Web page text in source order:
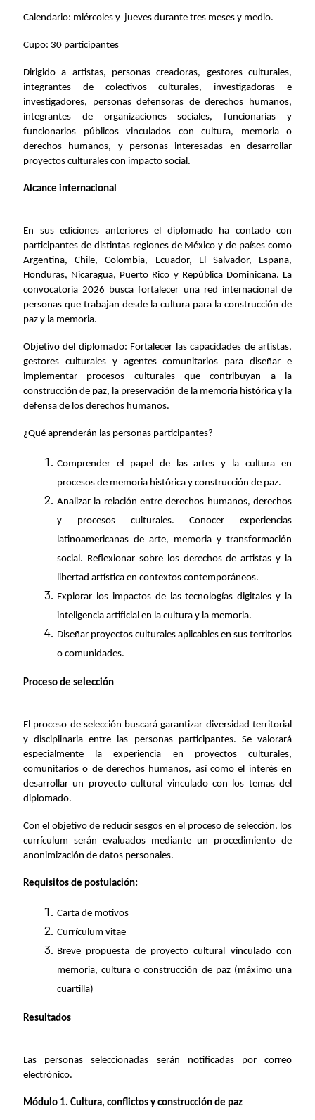
Calendario: miércoles y jueves durante tres meses y medio.
Cupo: 30 participantes
Dirigido a artistas, personas creadoras, gestores culturales,
integrantes de colectivos culturales, investigadoras e
investigadores, personas defensoras de derechos humanos,
integrantes de organizaciones sociales, funcionarias y
funcionarios públicos vinculados con cultura, memoria o
derechos humanos, y personas interesadas en desarrollar
proyectos culturales con impacto social.
Alcance internacional
En sus ediciones anteriores el diplomado ha contado con
participantes de distintas regiones de México y de países como
Argentina, Chile, Colombia, Ecuador, El Salvador, España,
Honduras, Nicaragua, Puerto Rico y República Dominicana. La
convocatoria 2026 busca fortalecer una red internacional de
personas que trabajan desde la cultura para la construcción de
paz y la memoria.
Objetivo del diplomado: Fortalecer las capacidades de artistas,
gestores culturales y agentes comunitarios para diseñar e
implementar procesos culturales que contribuyan a la
construcción de paz, la preservación de la memoria histórica y la
defensa de los derechos humanos.
¿Qué aprenderán las personas participantes?
Comprender el papel de las artes y la cultura en
procesos de memoria histórica y construcción de paz.
Analizar la relación entre derechos humanos, derechos
y procesos culturales. Conocer experiencias
latinoamericanas de arte, memoria y transformación
social. Reflexionar sobre los derechos de artistas y la
libertad artística en contextos contemporáneos.
Explorar los impactos de las tecnologías digitales y la
inteligencia artificial en la cultura y la memoria.
Diseñar proyectos culturales aplicables en sus territorios
o comunidades.
Proceso de selección
El proceso de selección buscará garantizar diversidad territorial
y disciplinaria entre las personas participantes. Se valorará
especialmente la experiencia en proyectos culturales,
comunitarios o de derechos humanos, así como el interés en
desarrollar un proyecto cultural vinculado con los temas del
diplomado.
Con el objetivo de reducir sesgos en el proceso de selección, los
currículum serán evaluados mediante un procedimiento de
anonimización de datos personales.
Requisitos de postulación:
Carta de motivos
Currículum vitae
Breve propuesta de proyecto cultural vinculado con
memoria, cultura o construcción de paz (máximo una
cuartilla)
Resultados
Las personas seleccionadas serán notificadas por correo
electrónico.
Módulo 1. Cultura, conflictos y construcción de paz